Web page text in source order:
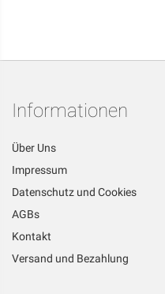
Informationen
Über Uns
Impressum
Datenschutz und Cookies
AGBs
Kontakt
Versand und Bezahlung